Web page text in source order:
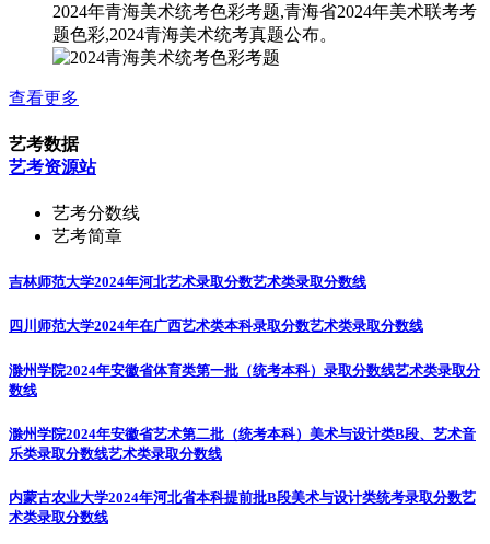
2024年青海美术统考色彩考题,青海省2024年美术联考考
题色彩,2024青海美术统考真题公布。
查看更多
艺考数据
艺考资源站
艺考分数线
艺考简章
吉林师范大学2024年河北艺术录取分数艺术类录取分数线
四川师范大学2024年在广西艺术类本科录取分数艺术类录取分数线
滁州学院2024年安徽省体育类第一批（统考本科）录取分数线艺术类录取分
数线
滁州学院2024年安徽省艺术第二批（统考本科）美术与设计类B段、艺术音
乐类录取分数线艺术类录取分数线
内蒙古农业大学2024年河北省本科提前批B段美术与设计类统考录取分数艺
术类录取分数线